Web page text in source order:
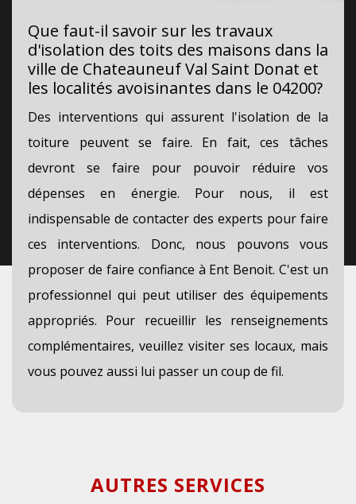
Que faut-il savoir sur les travaux
d'isolation des toits des maisons dans la
ville de Chateauneuf Val Saint Donat et
les localités avoisinantes dans le 04200?
Des interventions qui assurent l'isolation de la
toiture peuvent se faire. En fait, ces tâches
devront se faire pour pouvoir réduire vos
dépenses en énergie. Pour nous, il est
indispensable de contacter des experts pour faire
ces interventions. Donc, nous pouvons vous
proposer de faire confiance à Ent Benoit. C'est un
professionnel qui peut utiliser des équipements
appropriés. Pour recueillir les renseignements
complémentaires, veuillez visiter ses locaux, mais
vous pouvez aussi lui passer un coup de fil.
AUTRES SERVICES